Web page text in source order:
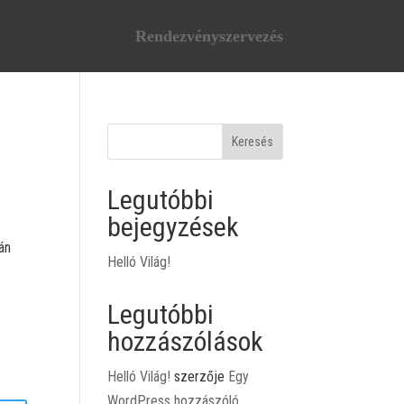
Rendezvényszervezés
Keresés
Legutóbbi
bejegyzések
Helló Világ!
Legutóbbi
hozzászólások
Helló Világ! szerzője Egy